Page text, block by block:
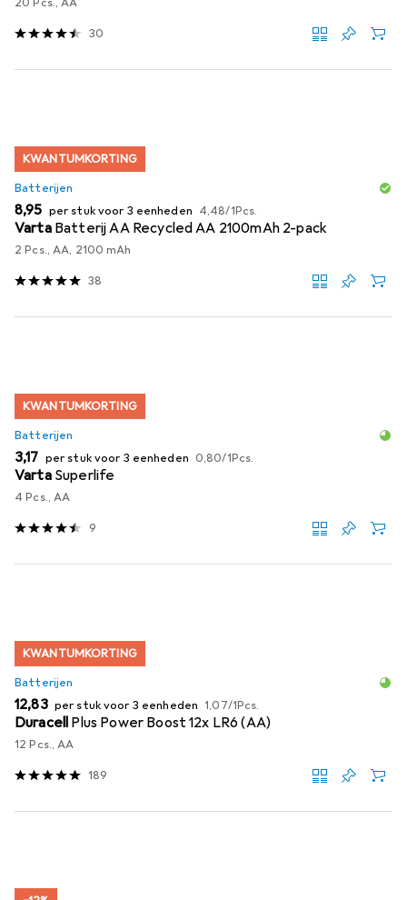
20 Pcs., AA
30
KWANTUMKORTING
Batterijen
EUR
8,95 per stuk voor 3 eenheden EUR
4,48/1Pcs.
Varta Batterij AA Recycled AA 2100mAh 2-pack
2 Pcs., AA, 2100 mAh
38
KWANTUMKORTING
Batterijen
EUR
3,17 per stuk voor 3 eenheden EUR
0,80/1Pcs.
Varta Superlife
4 Pcs., AA
9
KWANTUMKORTING
Batterijen
EUR
12,83 per stuk voor 3 eenheden EUR
1,07/1Pcs.
Duracell Plus Power Boost 12x LR6 (AA)
12 Pcs., AA
189